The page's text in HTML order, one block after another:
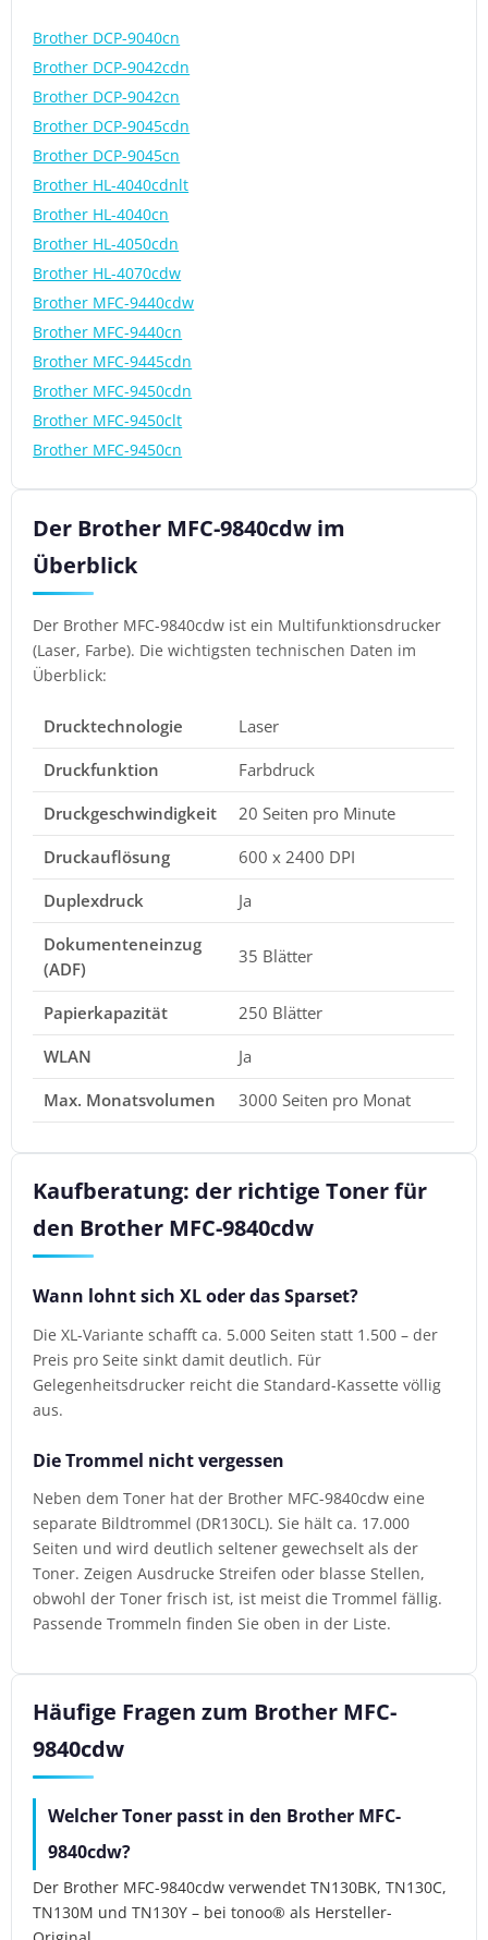
Brother DCP-9040cn
Brother DCP-9042cdn
Brother DCP-9042cn
Brother DCP-9045cdn
Brother DCP-9045cn
Brother HL-4040cdnlt
Brother HL-4040cn
Brother HL-4050cdn
Brother HL-4070cdw
Brother MFC-9440cdw
Brother MFC-9440cn
Brother MFC-9445cdn
Brother MFC-9450cdn
Brother MFC-9450clt
Brother MFC-9450cn
Der Brother MFC-9840cdw im
Überblick
Der Brother MFC-9840cdw ist ein Multifunktionsdrucker
(Laser, Farbe). Die wichtigsten technischen Daten im
Überblick:
Drucktechnologie
Laser
Druckfunktion
Farbdruck
Druckgeschwindigkeit
20 Seiten pro Minute
Druckauflösung
600 x 2400 DPI
Duplexdruck
Ja
Dokumenteneinzug
(ADF)
35 Blätter
Papierkapazität
250 Blätter
WLAN
Ja
Max. Monatsvolumen
3000 Seiten pro Monat
Kaufberatung: der richtige Toner für
den Brother MFC-9840cdw
Wann lohnt sich XL oder das Sparset?
Die XL-Variante schafft ca. 5.000 Seiten statt 1.500 – der
Preis pro Seite sinkt damit deutlich. Für
Gelegenheitsdrucker reicht die Standard-Kassette völlig
aus.
Die Trommel nicht vergessen
Neben dem Toner hat der Brother MFC-9840cdw eine
separate Bildtrommel (DR130CL). Sie hält ca. 17.000
Seiten und wird deutlich seltener gewechselt als der
Toner. Zeigen Ausdrucke Streifen oder blasse Stellen,
obwohl der Toner frisch ist, ist meist die Trommel fällig.
Passende Trommeln finden Sie oben in der Liste.
Häufige Fragen zum Brother MFC-
9840cdw
Welcher Toner passt in den Brother MFC-
9840cdw?
Der Brother MFC-9840cdw verwendet TN130BK, TN130C,
TN130M und TN130Y – bei tonoo® als Hersteller-